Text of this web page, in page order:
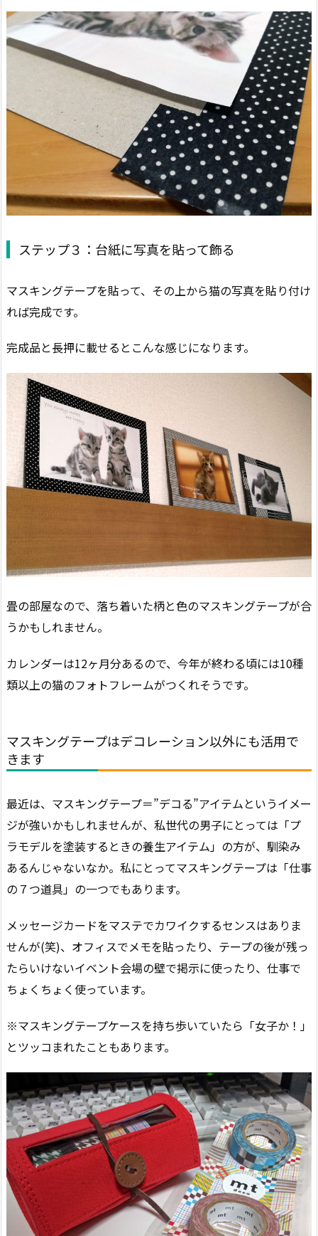
ステップ３：台紙に写真を貼って飾る
マスキングテープを貼って、その上から猫の写真を貼り付け
れば完成です。
完成品と長押に載せるとこんな感じになります。
畳の部屋なので、落ち着いた柄と色のマスキングテープが合
うかもしれません。
カレンダーは12ヶ月分あるので、今年が終わる頃には10種
類以上の猫のフォトフレームがつくれそうです。
マスキングテープはデコレーション以外にも活用で
きます
最近は、マスキングテープ＝”デコる”アイテムというイメー
ジが強いかもしれませんが、私世代の男子にとっては「プ
ラモデルを塗装するときの養生アイテム」の方が、馴染み
あるんじゃないなか。私にとってマスキングテープは「仕事
の７つ道具」の一つでもあります。
メッセージカードをマステでカワイクするセンスはありま
せんが(笑)、オフィスでメモを貼ったり、テープの後が残っ
たらいけないイベント会場の壁で掲示に使ったり、仕事で
ちょくちょく使っています。
※マスキングテープケースを持ち歩いていたら「女子か！」
とツッコまれたこともあります。